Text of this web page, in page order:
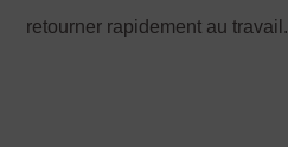
retourner rapidement au travail.